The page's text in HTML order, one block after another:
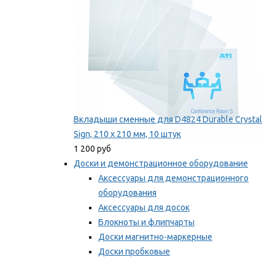
Вкладыши сменные для D4824 Durable Crystal
Sign, 210 x 210 мм, 10 штук
1 200 руб
Доски и демонстрационное оборудование
Аксессуары для демонстрационного
оборудования
Аксессуары для досок
Блокноты и флипчарты
Доски магнитно-маркерные
Доски пробковые